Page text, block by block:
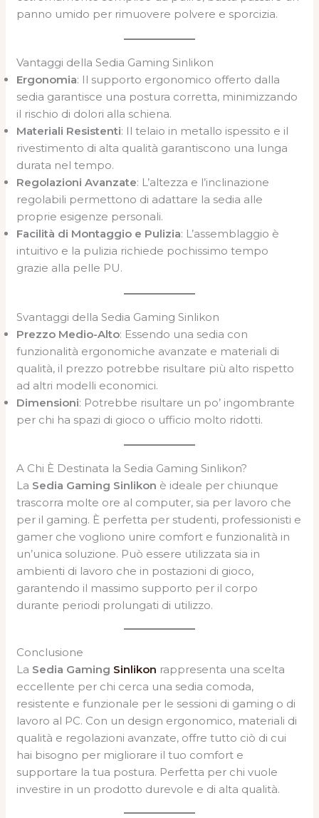
panno umido per rimuovere polvere e sporcizia.
Vantaggi della Sedia Gaming Sinlikon
Ergonomia: Il supporto ergonomico offerto dalla
sedia garantisce una postura corretta, minimizzando
il rischio di dolori alla schiena.
Materiali Resistenti: Il telaio in metallo ispessito e il
rivestimento di alta qualità garantiscono una lunga
durata nel tempo.
Regolazioni Avanzate: L’altezza e l’inclinazione
regolabili permettono di adattare la sedia alle
proprie esigenze personali.
Facilità di Montaggio e Pulizia: L’assemblaggio è
intuitivo e la pulizia richiede pochissimo tempo
grazie alla pelle PU.
Svantaggi della Sedia Gaming Sinlikon
Prezzo Medio-Alto: Essendo una sedia con
funzionalità ergonomiche avanzate e materiali di
qualità, il prezzo potrebbe risultare più alto rispetto
ad altri modelli economici.
Dimensioni: Potrebbe risultare un po’ ingombrante
per chi ha spazi di gioco o ufficio molto ridotti.
A Chi È Destinata la Sedia Gaming Sinlikon?
La Sedia Gaming Sinlikon è ideale per chiunque
trascorra molte ore al computer, sia per lavoro che
per il gaming. È perfetta per studenti, professionisti e
gamer che vogliono unire comfort e funzionalità in
un’unica soluzione. Può essere utilizzata sia in
ambienti di lavoro che in postazioni di gioco,
garantendo il massimo supporto per il corpo
durante periodi prolungati di utilizzo.
Conclusione
La Sedia Gaming Sinlikon rappresenta una scelta
eccellente per chi cerca una sedia comoda,
resistente e funzionale per le sessioni di gaming o di
lavoro al PC. Con un design ergonomico, materiali di
qualità e regolazioni avanzate, offre tutto ciò di cui
hai bisogno per migliorare il tuo comfort e
supportare la tua postura. Perfetta per chi vuole
investire in un prodotto durevole e di alta qualità.